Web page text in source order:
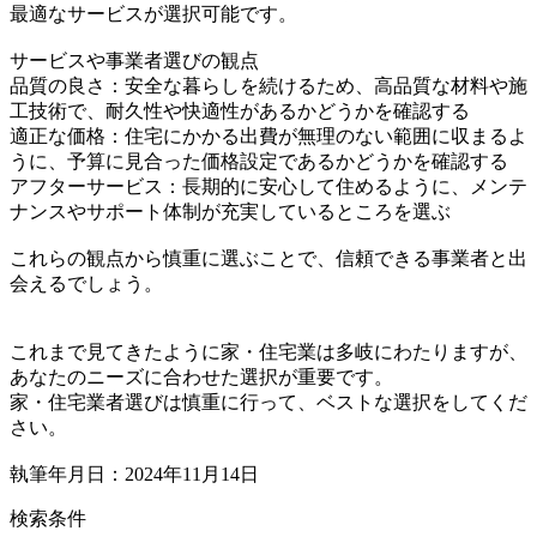
最適なサービスが選択可能です。
サービスや事業者選びの観点
品質の良さ：安全な暮らしを続けるため、高品質な材料や施
工技術で、耐久性や快適性があるかどうかを確認する
適正な価格：住宅にかかる出費が無理のない範囲に収まるよ
うに、予算に見合った価格設定であるかどうかを確認する
アフターサービス：長期的に安心して住めるように、メンテ
ナンスやサポート体制が充実しているところを選ぶ
これらの観点から慎重に選ぶことで、信頼できる事業者と出
会えるでしょう。
これまで見てきたように家・住宅業は多岐にわたりますが、
あなたのニーズに合わせた選択が重要です。
家・住宅業者選びは慎重に行って、ベストな選択をしてくだ
さい。
執筆年月日：2024年11月14日
検索条件